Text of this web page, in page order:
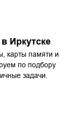
Иркутске
карты памяти и
по подбору
задачи.